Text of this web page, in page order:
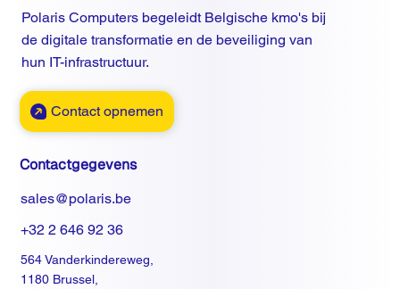
Polaris Computers begeleidt Belgische kmo's bij
de digitale transformatie en de beveiliging van
hun IT-infrastructuur.
Contact opnemen
Contactgegevens
sales@polaris.be
+32 2 646 92 36
564 Vanderkindereweg,
1180 Brussel,